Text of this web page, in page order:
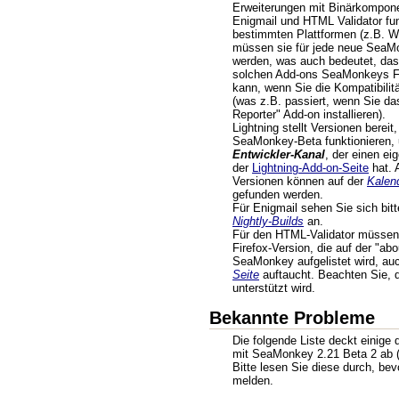
Erweiterungen mit
Enigmail und HTML Validator
bestimmten Plattformen (z.B.
müssen sie für jede neue
werden, was auch bedeutet,
solchen Add-ons SeaMonkeys
kann, wenn Sie die
(was z.B. passiert, wenn Sie
Reporter" Add-on installieren).
Lightning stellt Versionen
SeaMonkey-Beta funktionieren,
Entwickler-Kanal, der einen
der Lightning-Add-on-Seite hat.
Versionen können auf der
gefunden werden.
Für Enigmail sehen Sie sich
Nightly-Builds an.
Für den HTML-Validator
Firefox-Version, die auf der
SeaMonkey aufgelistet wird,
Seite auftaucht. Beachten Sie,
unterstützt wird.
Bekannte Probleme
Die folgende Liste deckt einige
mit SeaMonkey 2.21 Beta 2 ab
Bitte lesen Sie diese durch,
melden.